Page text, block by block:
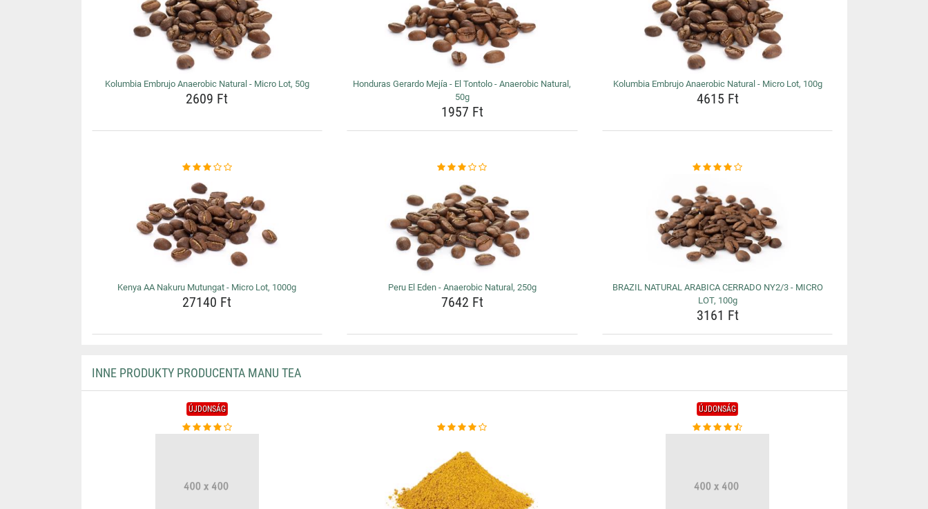
Kolumbia Embrujo Anaerobic Natural - Micro Lot, 50g
2609 Ft
Honduras Gerardo Mejía - El Tontolo - Anaerobic Natural,
50g
1957 Ft
Kolumbia Embrujo Anaerobic Natural - Micro Lot, 100g
4615 Ft
Kenya AA Nakuru Mutungat - Micro Lot, 1000g
27140 Ft
Peru El Eden - Anaerobic Natural, 250g
7642 Ft
BRAZIL NATURAL ARABICA CERRADO NY2/3 - MICRO
LOT, 100g
3161 Ft
INNE PRODUKTY PRODUCENTA MANU TEA
ÚJDONSÁG ÚJDONSÁG